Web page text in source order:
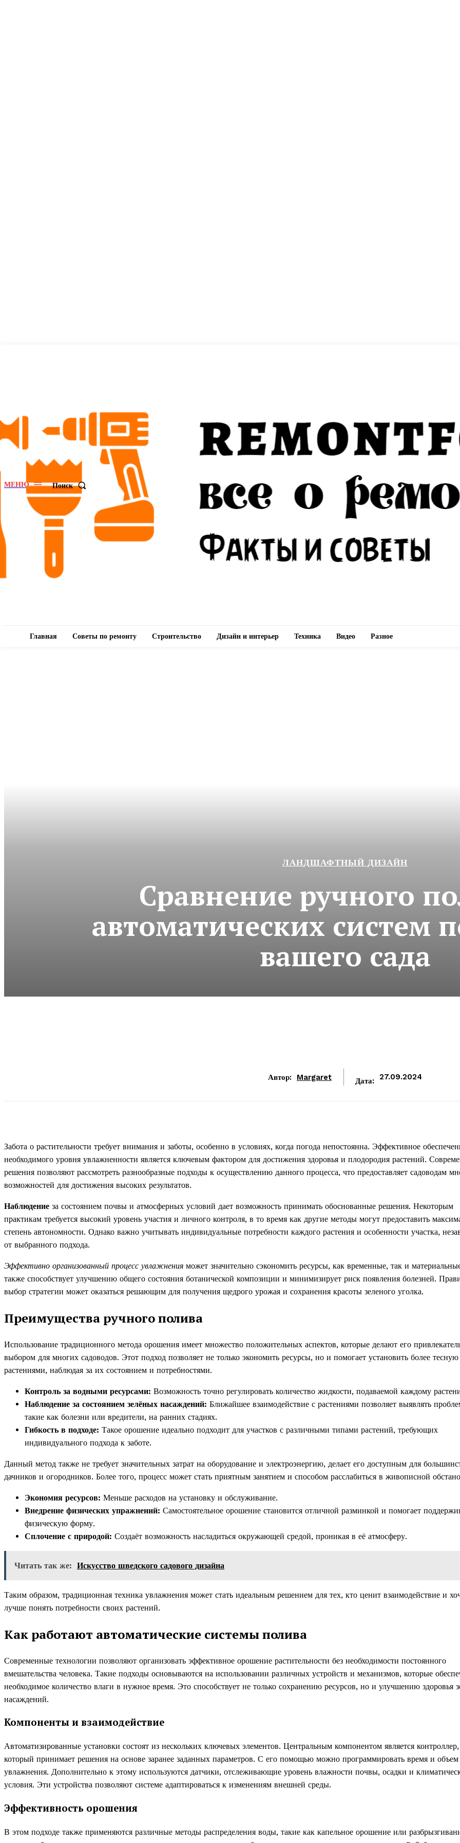
МЕНЮ Поиск
Главная Советы по ремонту Строительство Дизайн и интерьер Техника Видео Разное
ЛАНДШАФТНЫЙ ДИЗАЙН
Сравнение ручного
автоматических систем
вашего сада
Автор: Margaret Дата: 27.09.2024
Забота о растительности требует внимания и заботы, особенно в условиях, когда погода непостоянна. Эффективное
необходимого уровня увлажненности является ключевым фактором для достижения здоровья и плодородия растений.
решения позволяют рассмотреть разнообразные подходы к осуществлению данного процесса, что предоставляет садоводам
возможностей для достижения высоких результатов.
Наблюдение за состоянием почвы и атмосферных условий дает возможность принимать обоснованные решения. Некоторым
практикам требуется высокий уровень участия и личного контроля, в то время как другие методы могут предоставить
степень автономности. Однако важно учитывать индивидуальные потребности каждого растения и особенности участка,
от выбранного подхода.
Эффективно организованный процесс увлажнения может значительно сэкономить ресурсы, как временные, так и
также способствует улучшению общего состояния ботанической композиции и минимизирует риск появления болезней.
выбор стратегии может оказаться решающим для получения щедрого урожая и сохранения красоты зеленого уголка.
Преимущества ручного полива
Использование традиционного метода орошения имеет множество положительных аспектов, которые делают его
выбором для многих садоводов. Этот подход позволяет не только экономить ресурсы, но и помогает установить более тесную
растениями, наблюдая за их состоянием и потребностями.
Контроль за водными ресурсами: Возможность точно регулировать количество жидкости, подаваемой каждому
Наблюдение за состоянием зелёных насаждений: Ближайшее взаимодействие с растениями позволяет выявлять
такие как болезни или вредители, на ранних стадиях.
Гибкость в подходе: Такое орошение идеально подходит для участков с различными типами растений, требующих
индивидуального подхода к заботе.
Данный метод также не требует значительных затрат на оборудование и электроэнергию, делает его доступным для
дачников и огородников. Более того, процесс может стать приятным занятием и способом расслабиться в живописной
Экономия ресурсов: Меньше расходов на установку и обслуживание.
Внедрение физических упражнений: Самостоятельное орошение становится отличной разминкой и помогает
физическую форму.
Сплочение с природой: Создаёт возможность насладиться окружающей средой, проникая в её атмосферу.
Читать так же: Искусство шведского садового дизайна
Таким образом, традиционная техника увлажнения может стать идеальным решением для тех, кто ценит взаимодействие и
лучше понять потребности своих растений.
Как работают автоматические системы полива
Современные технологии позволяют организовать эффективное орошение растительности без необходимости постоянного
вмешательства человека. Такие подходы основываются на использовании различных устройств и механизмов, которые
необходимое количество влаги в нужное время. Это способствует не только сохранению ресурсов, но и улучшению здоровья
насаждений.
Компоненты и взаимодействие
Автоматизированные установки состоят из нескольких ключевых элементов. Центральным компонентом является контроллер,
который принимает решения на основе заранее заданных параметров. С его помощью можно программировать время и объем
увлажнения. Дополнительно к этому используются датчики, отслеживающие уровень влажности почвы, осадки и
условия. Эти устройства позволяют системе адаптироваться к изменениям внешней среды.
Эффективность орошения
В этом подходе также применяются различные методы распределения воды, такие как капельное орошение или